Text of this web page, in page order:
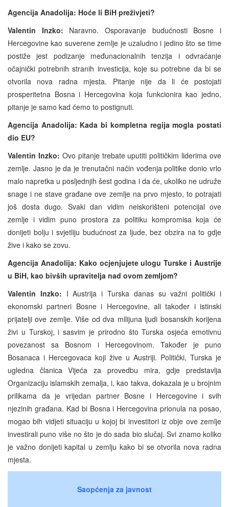
Agencija Anadolija: Hoće li BiH preživjeti?
Valentin Inzko: Naravno. Osporavanje budućnosti Bosne i
Hercegovine kao suverene zemlje je uzaludno i jedino što se time
postiže jest podizanje međunacionalnih tenzija i odvraćanje
očajnički potrebnih stranih investicija, koje su potrebne da bi se
otvorila nova radna mjesta. Pitanje nije da li će postojati
prosperitetna Bosna i Hercegovina koja funkcionira kao jedno,
pitanje je samo kad ćemo to postignuti.
Agencija Anadolija: Kada bi kompletna regija mogla postati
dio EU?
Valentin Inzko: Ovo pitanje trebate uputiti političkim liderima ove
zemlje. Jasno je da je trenutačni način vođenja politike donio vrlo
malo napretka u posljednjih šest godina i da će, ukoliko ne udruže
snage i ne stave građane ove zemlje na prvo mjesto, to potrajati
još dosta dugo. Svaki dan vidim neiskorišteni potencijal ove
zemlje i vidim puno prostora za politiku kompromisa koja će
donijeti bolju i svjetliju budućnost za ljude, bez obzira na to gdje
žive i kako se zovu.
Agencija Anadolija: Kako ocjenjujete ulogu Turske i Austrije
u BiH, kao bivših upravitelja nad ovom zemljom?
Valentin Inzko: I Austrija i Turska danas su važni politički i
ekonomski partneri Bosne i Hercegovine, ali također i istinski
prijatelji ove zemlje. Više od dva milijuna ljudi bosanskih korijena
živi u Turskoj, i sasvim je prirodno što Turska osjeća emotivnu
povezanost sa Bosnom i Hercegovinom. Također je puno
Bosanaca i Hercegovaca koji žive u Austriji. Politički, Turska je
ugledna članica Vijeća za provedbu mira, gdje predstavlja
Organizaciju islamskih zemalja, i, kao takva, dokazala je u brojnim
prilikama da je vrijedan partner Bosne i Hercegovine i svih
njezinih građana. Kad bi Bosna i Hercegovina prionula na posao,
mogao bih vidjeti situaciju u kojoj bi investitori iz obje ove zemlje
investirali puno više no što je do sada bio slučaj. Svi znamo koliko
je važno donijeti kapital u zemlju kako bi se otvorila nova radna
mjesta.
Saopćenja za javnost